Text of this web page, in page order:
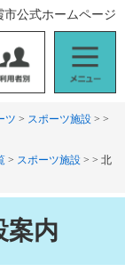
ニ
ュ
市公式ホームページ
ツ > スポーツ施設 > >
> スポーツ施設 > > 北
案内